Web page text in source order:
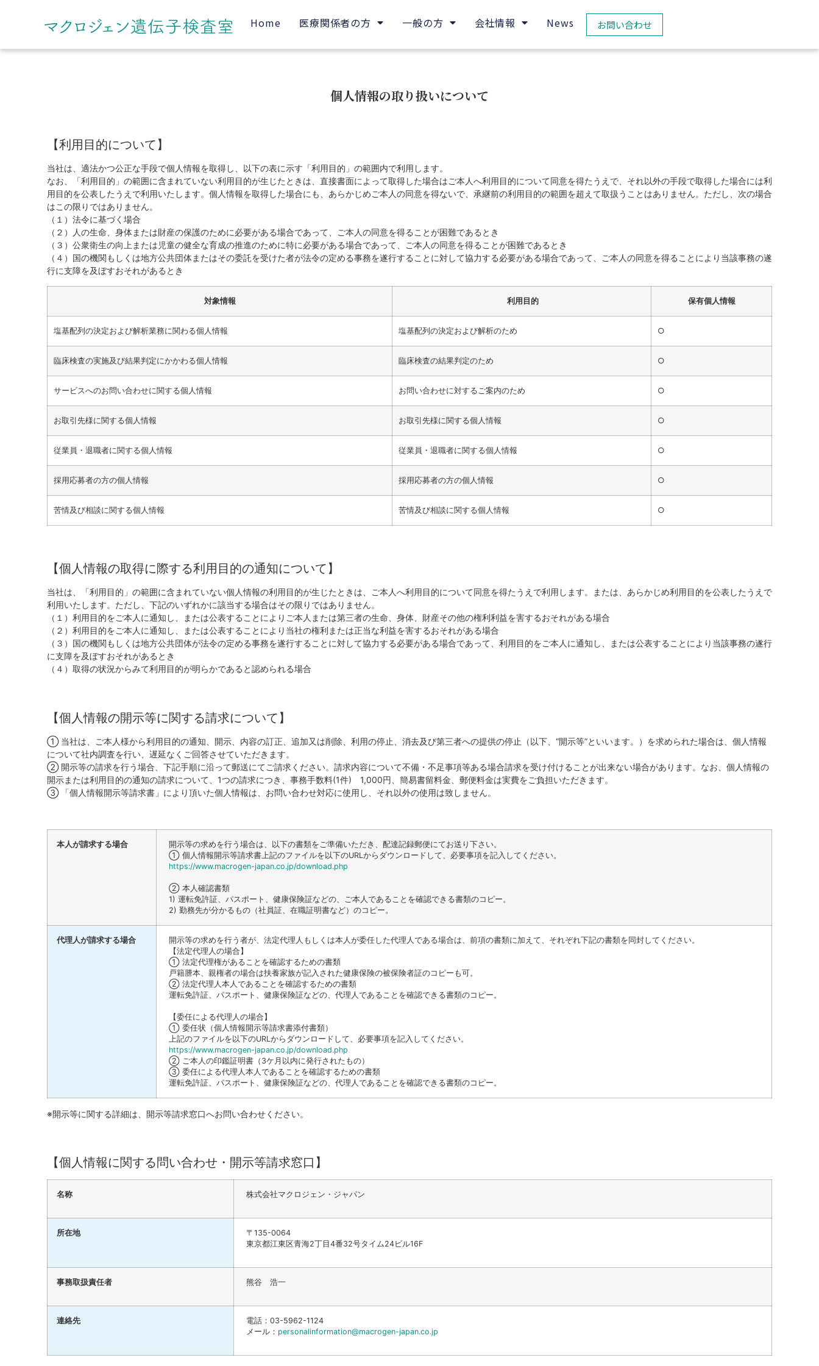
Home 医療関係者の方 一般の方 会社情報 News お問い合わせ
個人情報の取り扱いについて
【利用目的について】
当社は、適法かつ公正な手段で個人情報を取得し、以下の表に示す「利用目的」の範囲内で利用します。
なお、「利用目的」の範囲に含まれていない利用目的が生じたときは、直接書面によって取得した場合はご本人へ利用目的について同意を得たうえで、それ以外の手段で取得した場合には利
用目的を公表したうえで利用いたします。個人情報を取得した場合にも、あらかじめご本人の同意を得ないで、承継前の利用目的の範囲を超えて取扱うことはありません。ただし、次の場合
はこの限りではありません。
（１）法令に基づく場合
（２）人の生命、身体または財産の保護のために必要がある場合であって、ご本人の同意を得ることが困難であるとき
（３）公衆衛生の向上または児童の健全な育成の推進のために特に必要がある場合であって、ご本人の同意を得ることが困難であるとき
（４）国の機関もしくは地方公共団体またはその委託を受けた者が法令の定める事務を遂行することに対して協力する必要がある場合であって、ご本人の同意を得ることにより当該事務の遂
行に支障を及ぼすおそれがあるとき
対象情報 利用目的 保有個人情報
塩基配列の決定および解析業務に関わる個人情報 塩基配列の決定および解析のため ○
臨床検査の実施及び結果判定にかかわる個人情報 臨床検査の結果判定のため ○
サービスへのお問い合わせに関する個人情報 お問い合わせに対するご案内のため ○
お取引先様に関する個人情報 お取引先様に関する個人情報 ○
従業員・退職者に関する個人情報 従業員・退職者に関する個人情報 ○
採用応募者の方の個人情報 採用応募者の方の個人情報 ○
苦情及び相談に関する個人情報 苦情及び相談に関する個人情報 ○
【個人情報の取得に際する利用目的の通知について】
当社は、「利用目的」の範囲に含まれていない個人情報の利用目的が生じたときは、ご本人へ利用目的について同意を得たうえで利用します。または、あらかじめ利用目的を公表したうえで
利用いたします。ただし、下記のいずれかに該当する場合はその限りではありません。
（１）利用目的をご本人に通知し、または公表することによりご本人または第三者の生命、身体、財産その他の権利利益を害するおそれがある場合
（２）利用目的をご本人に通知し、または公表することにより当社の権利または正当な利益を害するおそれがある場合
（３）国の機関もしくは地方公共団体が法令の定める事務を遂行することに対して協力する必要がある場合であって、利用目的をご本人に通知し、または公表することにより当該事務の遂行
に支障を及ぼすおそれがあるとき
（４）取得の状況からみて利用目的が明らかであると認められる場合
【個人情報の開示等に関する請求について】
① 当社は、ご本人様から利用目的の通知、開示、内容の訂正、追加又は削除、利用の停止、消去及び第三者への提供の停止（以下、“開示等”といいます。）を求められた場合は、個人情報
について社内調査を行い、遅延なくご回答させていただきます。
② 開示等の請求を行う場合、下記手順に沿って郵送にてご請求ください。請求内容について不備・不足事項等ある場合請求を受け付けることが出来ない場合があります。なお、個人情報の
開示または利用目的の通知の請求について、1つの請求につき、事務手数料(1件) 1,000円、簡易書留料金、郵便料金は実費をご負担いただきます。
③ 「個人情報開示等請求書」により頂いた個人情報は、お問い合わせ対応に使用し、それ以外の使用は致しません。
本人が請求する場合
開示等の求めを行う場合は、以下の書類をご準備いただき、配達記録郵便にてお送り下さい。
① 個人情報開示等請求書上記のファイルを以下のURLからダウンロードして、必要事項を記入してください。
https://www.macrogen-japan.co.jp/download.php
② 本人確認書類
1) 運転免許証、パスポート、健康保険証などの、ご本人であることを確認できる書類のコピー。
2) 勤務先が分かるもの（社員証、在職証明書など）のコピー。
代理人が請求する場合
開示等の求めを行う者が、法定代理人もしくは本人が委任した代理人である場合は、前項の書類に加えて、それぞれ下記の書類を同封してください。
【法定代理人の場合】
① 法定代理権があることを確認するための書類
戸籍謄本、親権者の場合は扶養家族が記入された健康保険の被保険者証のコピーも可。
② 法定代理人本人であることを確認するための書類
運転免許証、パスポート、健康保険証などの、代理人であることを確認できる書類のコピー。
【委任による代理人の場合】
① 委任状（個人情報開示等請求書添付書類）
上記のファイルを以下のURLからダウンロードして、必要事項を記入してください。
https://www.macrogen-japan.co.jp/download.php
② ご本人の印鑑証明書（3ケ月以内に発行されたもの）
③ 委任による代理人本人であることを確認するための書類
運転免許証、パスポート、健康保険証などの、代理人であることを確認できる書類のコピー。
※開示等に関する詳細は、開示等請求窓口へお問い合わせください。
【個人情報に関する問い合わせ・開示等請求窓口】
名称 株式会社マクロジェン・ジャパン
所在地
〒135-0064
東京都江東区青海2丁目4番32号タイム24ビル16F
事務取扱責任者 熊谷 浩一
連絡先
電話：03-5962-1124
メール： personalinformation@macrogen-japan.co.jp